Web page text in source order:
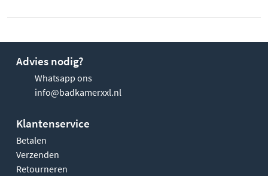
Advies nodig?
Whatsapp ons
info@badkamerxxl.nl
Klantenservice
Betalen
Verzenden
Retourneren